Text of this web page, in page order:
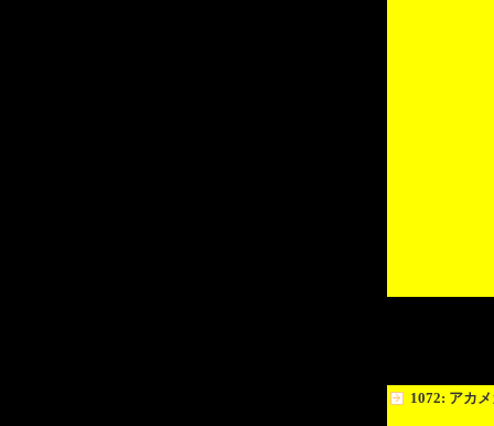
1072: アカ